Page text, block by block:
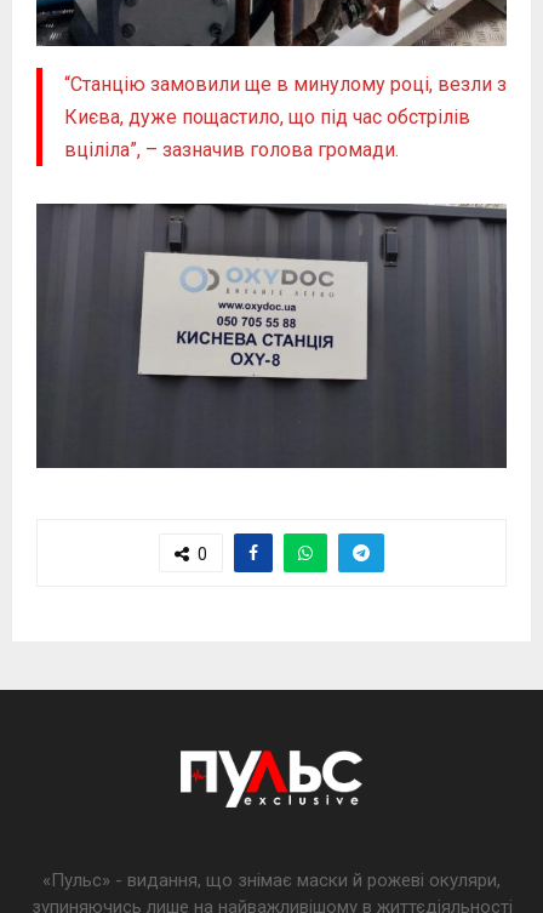
“Станцію замовили ще в минулому році, везли з
Києва, дуже пощастило, що під час обстрілів
вціліла”, – зазначив голова громади.
0
«Пульс» - видання, що знімає маски й рожеві окуляри,
зупиняючись лише на найважливішому в життєдіяльності